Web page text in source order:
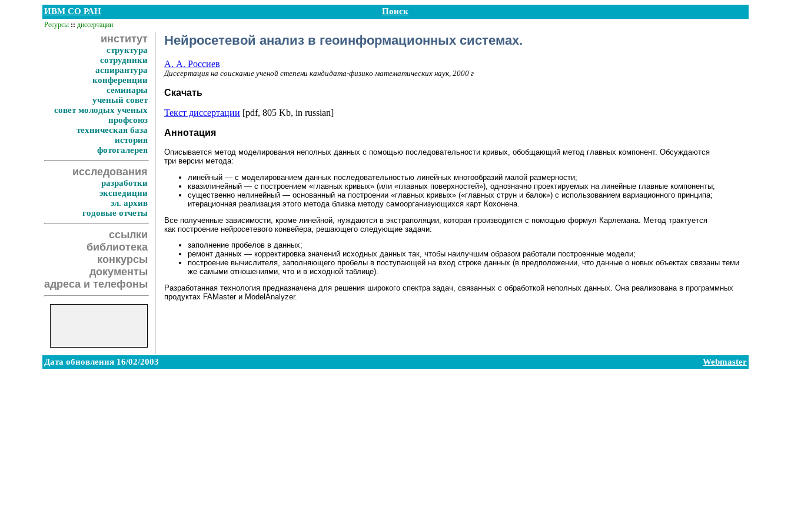
ИВМ СО РАН Поиск
Ресурсы :: диссертации
институт
структура
сотрудники
аспирантура
конференции
семинары
ученый совет
совет молодых ученых
профсоюз
техническая база
история
фотогалерея
исследования
разработки
экспедиции
эл. архив
годовые отчеты
ссылки
библиотека
конкурсы
документы
адреса и телефоны
Нейросетевой анализ в геоинформационных системах.
А. А. Россиев
Диссертация на соискание ученой степени кандидата-физико математических наук, 2000 г
Скачать
Текст диссертации [pdf, 805 Kb, in russian]
Аннотация
Описывается метод моделирования неполных данных с помощью последовательности кривых, обобщающий метод главных компонент. Обсуждаются
три версии метода:
линейный — с моделированием данных последовательностью линейных многообразий малой размерности;
квазилинейный — с построением «главных кривых» (или «главных поверхностей»), однозначно проектируемых на линейные главные компоненты;
существенно нелинейный — основанный на построении «главных кривых» («главных струн и балок») с использованием вариационного принципа;
итерационная реализация этого метода близка методу самоорганизующихся карт Кохонена.
Все полученные зависимости, кроме линейной, нуждаются в экстраполяции, которая производится с помощью формул Карлемана. Метод трактуется
как построение нейросетевого конвейера, решающего следующие задачи:
заполнение пробелов в данных;
ремонт данных — корректировка значений исходных данных так, чтобы наилучшим образом работали построенные модели;
построение вычислителя, заполняющего пробелы в поступающей на вход строке данных (в предположении, что данные о новых объектах связаны теми
же самыми отношениями, что и в исходной таблице).
Разработанная технология предназначена для решения широкого спектра задач, связанных с обработкой неполных данных. Она реализована в программных
продуктах FAMaster и ModelAnalyzer.
Дата обновления 16/02/2003 Webmaster